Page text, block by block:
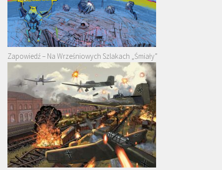
Zapowiedź – Na Wrześniowych Szlakach „Śmiały”